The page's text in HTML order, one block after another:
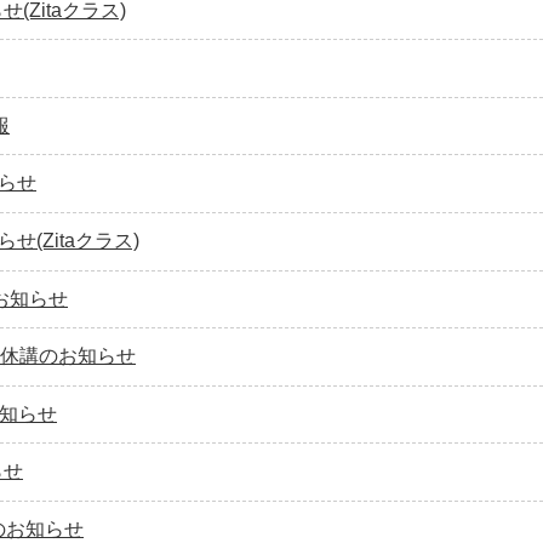
(Zitaクラス)
せ
せ(Zitaクラス)
知らせ
講のお知らせ
らせ
せ
お知らせ